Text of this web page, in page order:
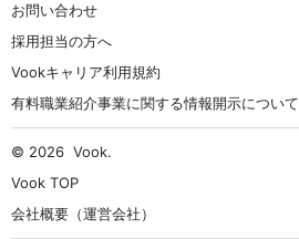
お問い合わせ
採用担当の方へ
Vookキャリア利用規約
有料職業紹介事業に関する情報開示について
© 2026 Vook.
Vook TOP
会社概要（運営会社）